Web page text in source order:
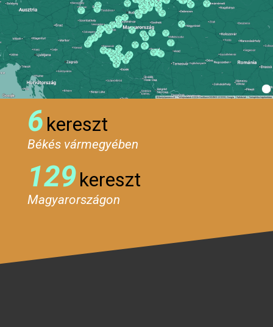
6 kereszt
Békés vármegyében
129kereszt
Magyarországon